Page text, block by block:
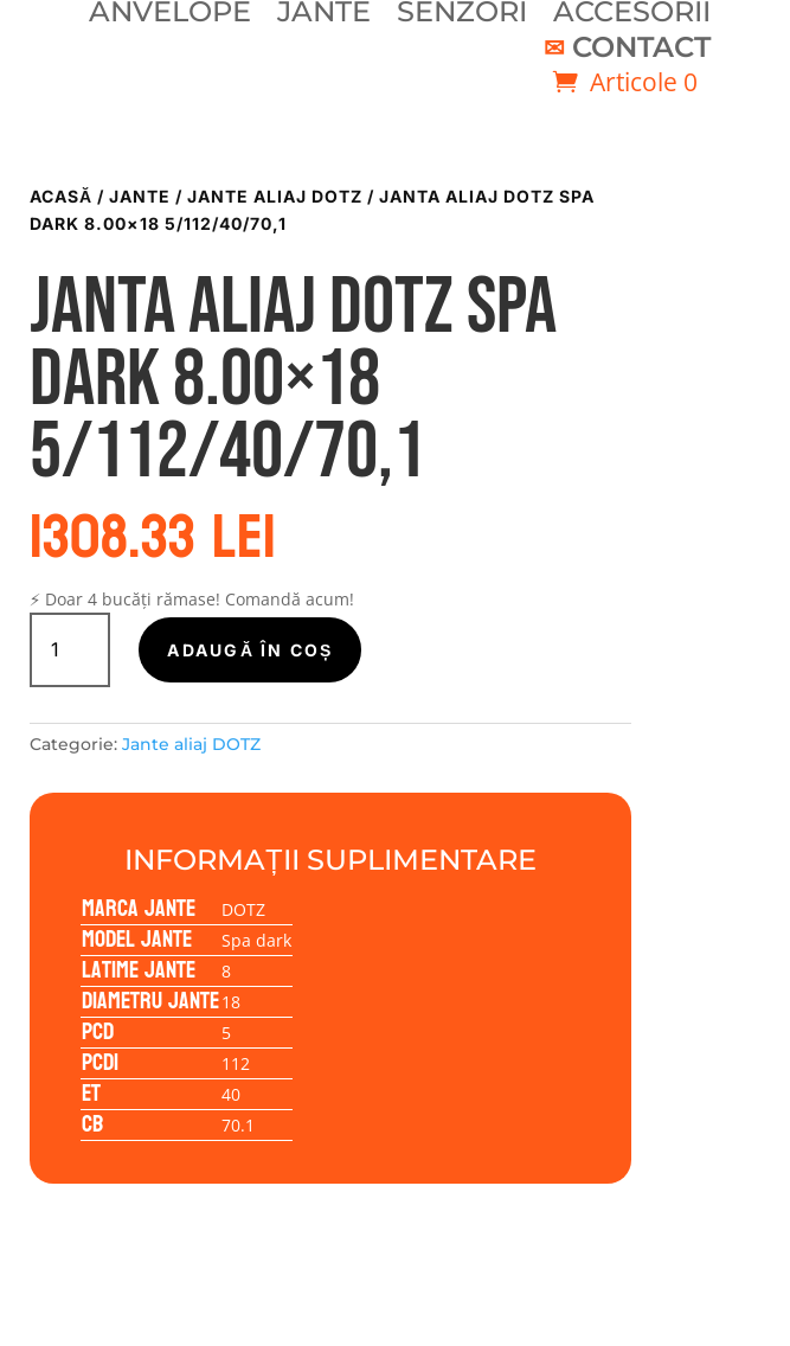
ANVELOPE JANTE SENZORI
ACCESORII
CONTACT
Articole 0
ACASĂ / JANTE / JANTE ALIAJ DOTZ / JANTA ALIAJ DOTZ SPA
DARK 8.00×18 5/112/40/70,1
Janta aliaj DOTZ Spa
dark 8.00×18
5/112/40/70,1
1308.33lei
⚡ Doar 4 bucăți rămase! Comandă acum!
Cantitate
Janta
aliaj
Spa
dark
8.00x18
5/112/40/70,1
ADAUGĂ ÎN COȘ
Categorie: Jante aliaj DOTZ
INFORMAȚII SUPLIMENTARE
Marca jante DOTZ
Model jante Spa dark
Latime jante 8
Diametru jante18
PCD 5
PCD1 112
ET 40
CB 70.1